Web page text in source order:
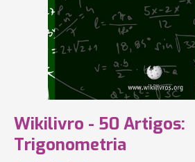
Wikilivro - 50 Artigos:
Trigonometria